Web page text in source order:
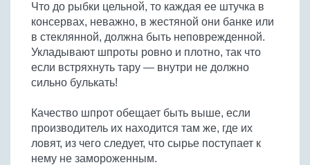
Что до рыбки цельной, то каждая ее штучка в
консервах, неважно, в жестяной они банке или
в стеклянной, должна быть неповрежденной.
Укладывают шпроты ровно и плотно, так что
если встряхнуть тару — внутри не должно
сильно булькать!
Качество шпрот обещает быть выше, если
производитель их находится там же, где их
ловят, из чего следует, что сырье поступает к
нему не замороженным.